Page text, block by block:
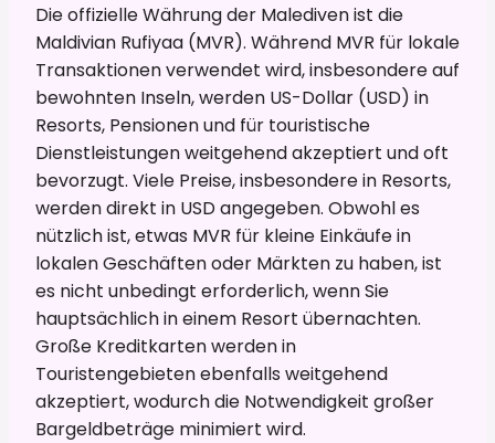
Die offizielle Währung der Malediven ist die
Maldivian Rufiyaa (MVR). Während MVR für lokale
Transaktionen verwendet wird, insbesondere auf
bewohnten Inseln, werden US-Dollar (USD) in
Resorts, Pensionen und für touristische
Dienstleistungen weitgehend akzeptiert und oft
bevorzugt. Viele Preise, insbesondere in Resorts,
werden direkt in USD angegeben. Obwohl es
nützlich ist, etwas MVR für kleine Einkäufe in
lokalen Geschäften oder Märkten zu haben, ist
es nicht unbedingt erforderlich, wenn Sie
hauptsächlich in einem Resort übernachten.
Große Kreditkarten werden in
Touristengebieten ebenfalls weitgehend
akzeptiert, wodurch die Notwendigkeit großer
Bargeldbeträge minimiert wird.